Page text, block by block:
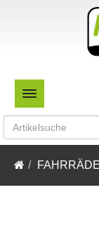
TOGGLE